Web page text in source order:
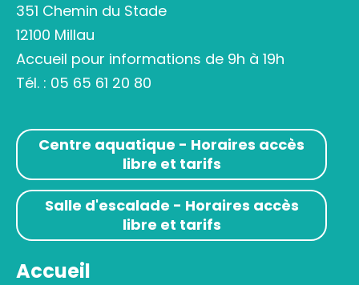
351 Chemin du Stade
12100 Millau
Accueil pour informations de 9h à 19h
Tél. : 05 65 61 20 80
Centre aquatique - Horaires accès
libre et tarifs
Salle d'escalade - Horaires accès
libre et tarifs
Accueil